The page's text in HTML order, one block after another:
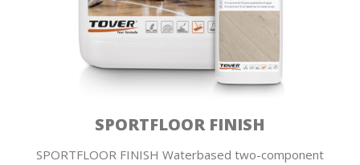
SPORTFLOOR FINISH
SPORTFLOOR FINISH Waterbased two-component